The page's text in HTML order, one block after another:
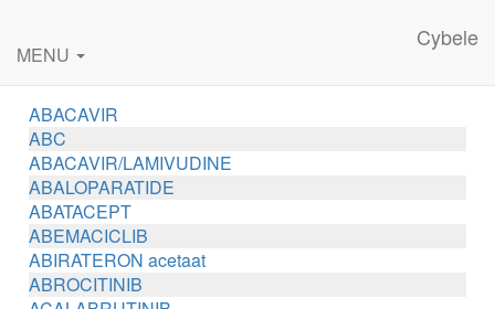
Cybele
MENU
ABACAVIR
ABC
ABACAVIR/LAMIVUDINE
ABALOPARATIDE
ABATACEPT
ABEMACICLIB
ABIRATERON acetaat
ABROCITINIB